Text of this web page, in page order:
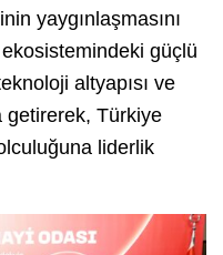
yaygınlaşmasını
güçlü
altyapısı ve
getirerek, Türkiye
liderlik